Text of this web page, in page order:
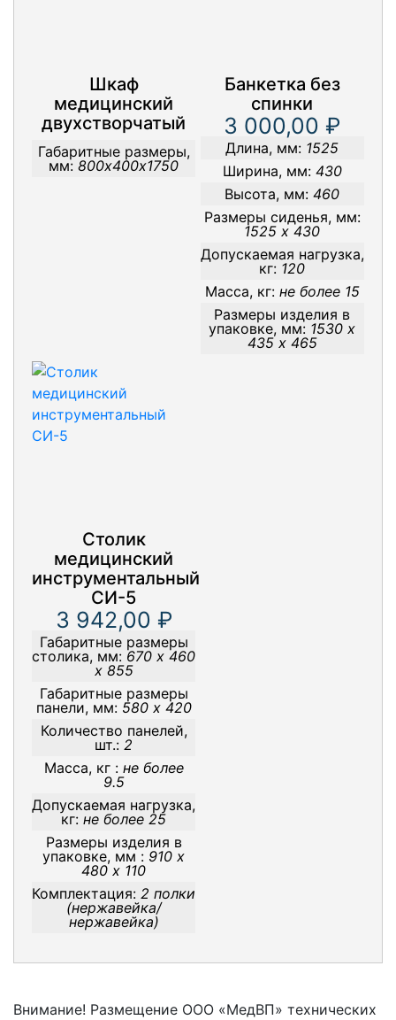
Шкаф
медицинский
двухстворчатый
Габаритные размеры,
мм: 800х400х1750
Банкетка без
спинки
3 000,00 ₽
Длина, мм: 1525
Ширина, мм: 430
Высота, мм: 460
Размеры сиденья, мм:
1525 х 430
Допускаемая нагрузка,
кг: 120
Масса, кг: не более 15
Размеры изделия в
упаковке, мм: 1530 х
435 х 465
Столик
медицинский
инструментальный
СИ-5
3 942,00 ₽
Габаритные размеры
столика, мм: 670 х 460
х 855
Габаритные размеры
панели, мм: 580 х 420
Количество панелей,
шт.: 2
Масса, кг : не более
9.5
Допускаемая нагрузка,
кг: не более 25
Размеры изделия в
упаковке, мм : 910 х
480 х 110
Комплектация: 2 полки
(нержавейка/
нержавейка)
Внимание! Размещение ООО «МедВП» технических